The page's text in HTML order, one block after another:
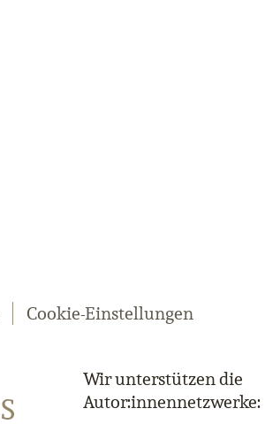
Cookie-Einstellungen
Wir unterstützen die
Autor:innennetzwerke: